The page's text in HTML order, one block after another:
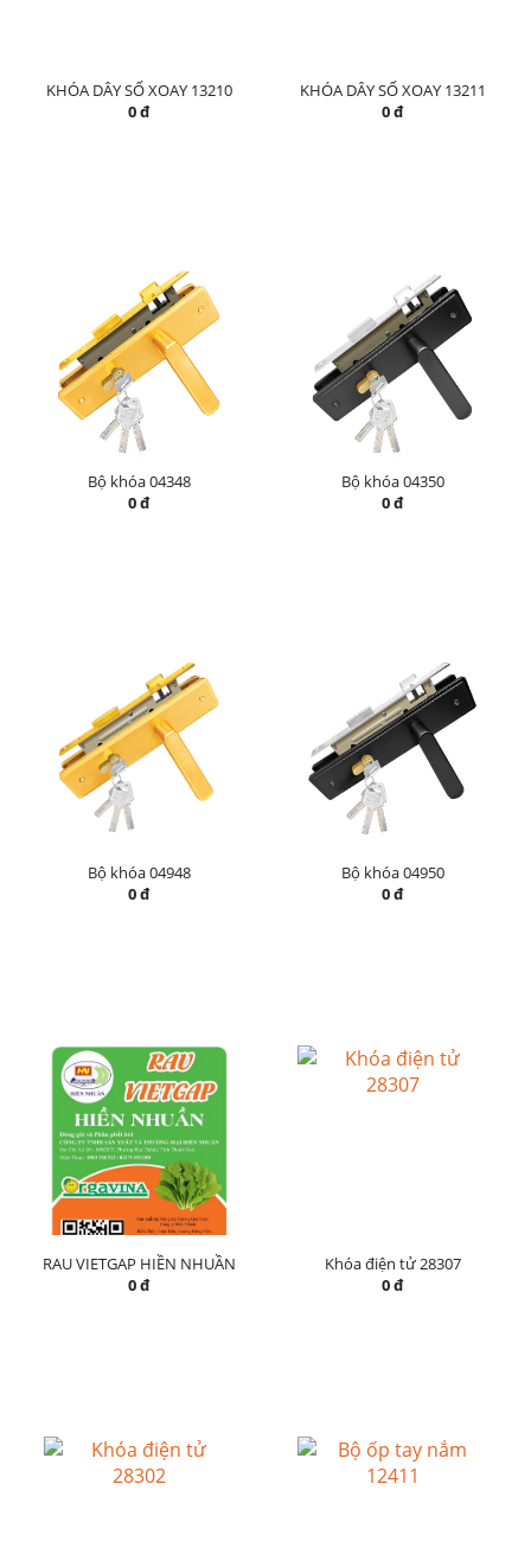
KHÓA DÂY SỐ XOAY 13210
0 đ
KHÓA DÂY SỐ XOAY 13211
0 đ
Bộ khóa 04348
0 đ
Bộ khóa 04350
0 đ
Bộ khóa 04948
0 đ
Bộ khóa 04950
0 đ
RAU VIETGAP HIỀN NHUẦN
0 đ
Khóa điện tử 28307
0 đ